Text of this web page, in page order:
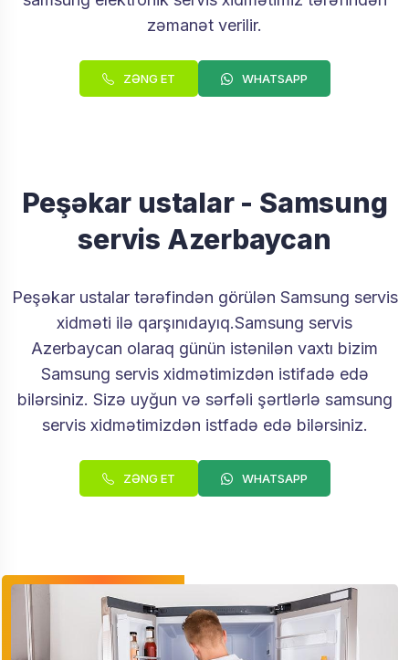
zəmanət verilir.
ZƏNG ET WHATSAPP
Peşəkar ustalar - Samsung
servis Azerbaycan
Peşəkar ustalar tərəfindən görülən Samsung servis
xidməti ilə qarşınıdayıq.Samsung servis
Azerbaycan olaraq günün istənilən vaxtı bizim
Samsung servis xidmətimizdən istifadə edə
bilərsiniz. Sizə uyğun və sərfəli şərtlərlə samsung
servis xidmətimizdən istfadə edə bilərsiniz.
ZƏNG ET WHATSAPP